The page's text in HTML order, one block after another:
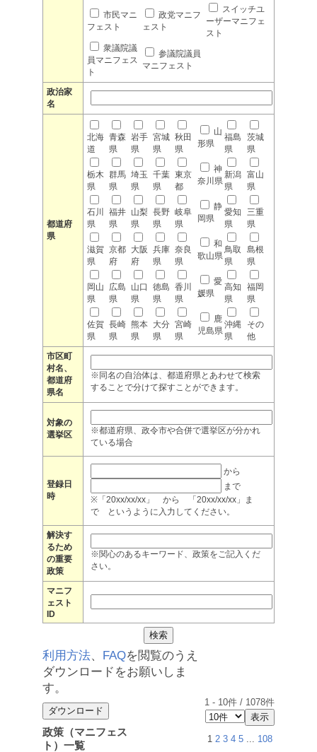
市民マニ
フェスト
政党マニフ
ェスト
スイッチユ
ーザーマニフェ
スト
衆議院議
員マニフェス
ト
参議院議員
マニフェスト
政治家
名
都道府
県
北海
道
青森
県
岩手
県
宮城
県
秋田
県
山
形県
福島
県
茨城
県
栃木
県
群馬
県
埼玉
県
千葉
県
東京
都
神
奈川県
新潟
県
富山
県
石川
県
福井
県
山梨
県
長野
県
岐阜
県
静
岡県
愛知
県
三重
県
滋賀
県
京都
府
大阪
府
兵庫
県
奈良
県
和
歌山県
鳥取
県
島根
県
岡山
県
広島
県
山口
県
徳島
県
香川
県
愛
媛県
高知
県
福岡
県
佐賀
県
長崎
県
熊本
県
大分
県
宮崎
県
鹿
児島県
沖縄
県
その
他
市区町
村名、
都道府
県名
※同名の自治体は、都道府県とあわせて検索
することで分けて探すことができます。
対象の
選挙区
※都道府県、政令市や合併で選挙区が分かれ
ている場合
登録日
時
から
まで
※「20xx/xx/xx」 から 「20xx/xx/xx」ま
で というように入力してください。
解決す
るため
の重要
政策
※関心のあるキーワード、政策をご記入くだ
さい。
マニフ
ェスト
ID
利用方法、 FAQを閲覧のうえ
ダウンロードをお願いしま
す。
1 - 10件 / 1078件
政策（マニフェス
ト）一覧
1 2 3 4 5 ... 108